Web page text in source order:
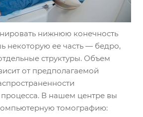
нижнюю конечность
некоторую ее часть — бедро,
структуры. Объем
от предполагаемой
процесса. В нашем центре вы
томографию: